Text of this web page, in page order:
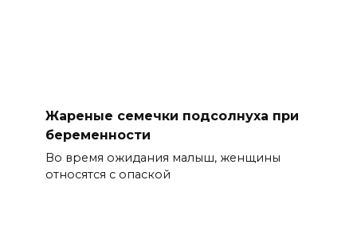
Жареные семечки подсолнуха при
беременности
Во время ожидания малыш, женщины
относятся с опаской